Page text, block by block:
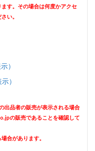
す。その場合は何度かアクセ
い。
）
）
品者の販売が表示される場合
の販売であることを確認して
合があります。